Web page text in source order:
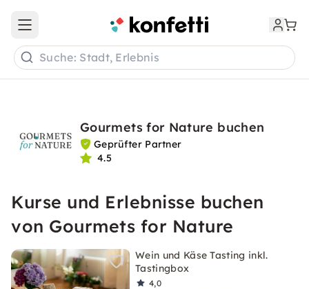
Open main menu
Suche: Stadt, Erlebnis
Gourmets for Nature buchen
Geprüfter Partner
4.5
Kurse und Erlebnisse buchen
von Gourmets for Nature
Wein und Käse Tasting inkl.
Tastingbox
4,0